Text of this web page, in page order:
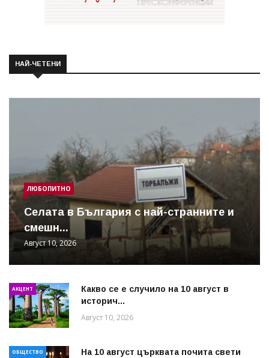
НАЙ-ЧЕТЕНИ
ЛЮБОПИТНО
Cелата в България с най-странните и
смешн...
Август 10, 2026
АКЦЕНТ
Какво се е случило на 10 август в
историч...
Август 10, 2026
ОБЩЕСТВО
На 10 август църквата почита свети